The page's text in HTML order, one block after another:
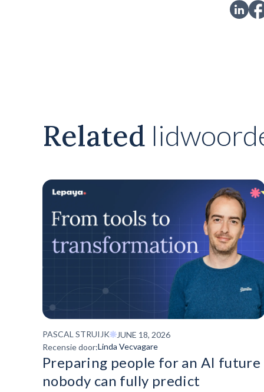
Related
PASCAL STRUIJK
JUNE 18, 2026
Recensie door:Linda Vecvagare
Preparing people for an AI future
nobody can fully predict